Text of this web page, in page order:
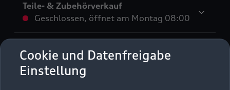
Cookie und Datenfreigabe
Einstellung
Teile- & Zubehörverkauf
Geschlossen, öffnet am Montag 08:00
Öffnungszeiten keine Beratung, kein Verkauf und keine
Probefahrt erfolgen kann.